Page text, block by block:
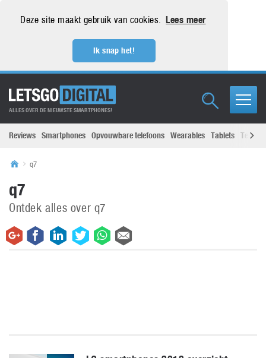
Deze site maakt gebruik van cookies. Lees meer
Ik snap het!
ALLES OVER DE NIEUWSTE SMARTPHONES!
Reviews Smartphones Opvouwbare telefoons Wearables Tablets
q7
q7
Ontdek alles over q7